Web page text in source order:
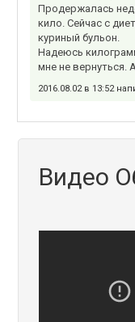
Продержалась
кило. Сейчас с
куриный бульон.
Надеюсь
мне не вернуться.
2016.08.02 в 13:52
Видео